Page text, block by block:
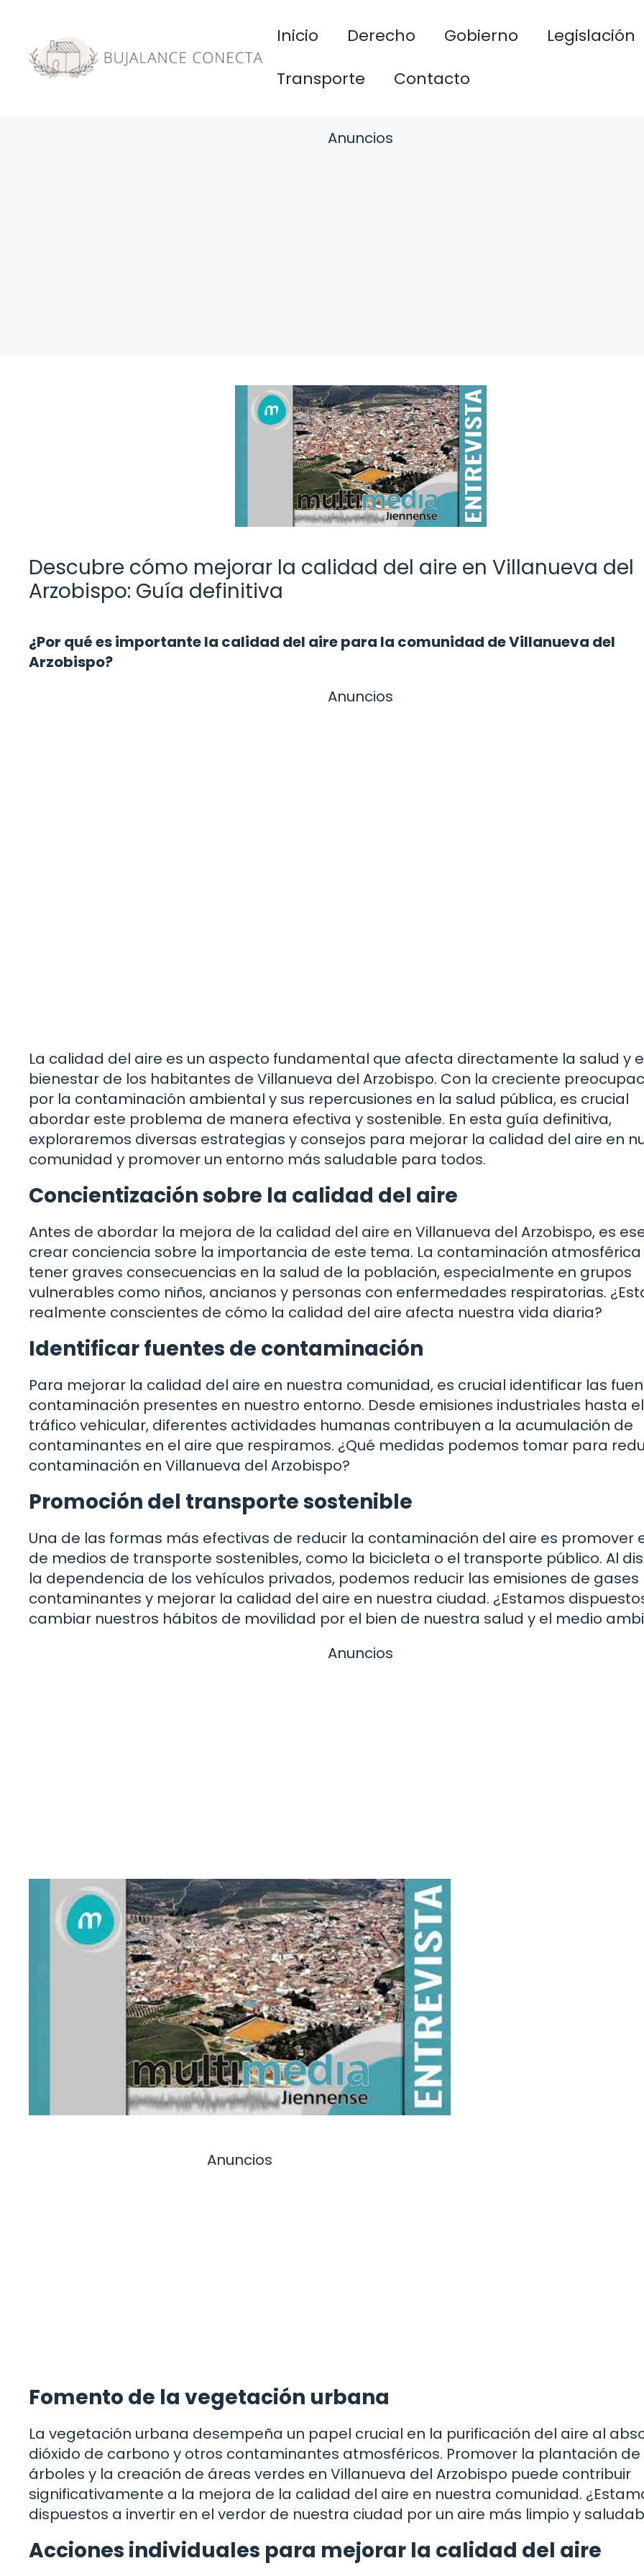
contenido
Inicio Derecho Gobierno Legislación
Transporte
Contacto
Anuncios
Descubre cómo mejorar la calidad del aire en Villanueva del
Arzobispo: Guía definitiva
¿Por qué es importante la calidad del aire para la comunidad de Villanueva del
Arzobispo?
Anuncios
La calidad del aire es un aspecto fundamental que afecta directamente la salud y
bienestar de los habitantes de Villanueva del Arzobispo. Con la creciente
por la contaminación ambiental y sus repercusiones en la salud pública, es crucial
abordar este problema de manera efectiva y sostenible. En esta guía definitiva,
exploraremos diversas estrategias y consejos para mejorar la calidad del aire en
comunidad y promover un entorno más saludable para todos.
Concientización sobre la calidad del aire
Antes de abordar la mejora de la calidad del aire en Villanueva del Arzobispo, es
crear conciencia sobre la importancia de este tema. La contaminación
tener graves consecuencias en la salud de la población, especialmente en grupos
vulnerables como niños, ancianos y personas con enfermedades respiratorias.
realmente conscientes de cómo la calidad del aire afecta nuestra vida diaria?
Identificar fuentes de contaminación
Para mejorar la calidad del aire en nuestra comunidad, es crucial identificar las
contaminación presentes en nuestro entorno. Desde emisiones industriales hasta el
tráfico vehicular, diferentes actividades humanas contribuyen a la acumulación de
contaminantes en el aire que respiramos. ¿Qué medidas podemos tomar para
contaminación en Villanueva del Arzobispo?
Promoción del transporte sostenible
Una de las formas más efectivas de reducir la contaminación del aire es promover
de medios de transporte sostenibles, como la bicicleta o el transporte público. Al
la dependencia de los vehículos privados, podemos reducir las emisiones de gases
contaminantes y mejorar la calidad del aire en nuestra ciudad. ¿Estamos
cambiar nuestros hábitos de movilidad por el bien de nuestra salud y el medio
Anuncios
Anuncios
Fomento de la vegetación urbana
La vegetación urbana desempeña un papel crucial en la purificación del aire al
dióxido de carbono y otros contaminantes atmosféricos. Promover la plantación de
árboles y la creación de áreas verdes en Villanueva del Arzobispo puede contribuir
significativamente a la mejora de la calidad del aire en nuestra comunidad.
dispuestos a invertir en el verdor de nuestra ciudad por un aire más limpio y
Acciones individuales para mejorar la calidad del aire